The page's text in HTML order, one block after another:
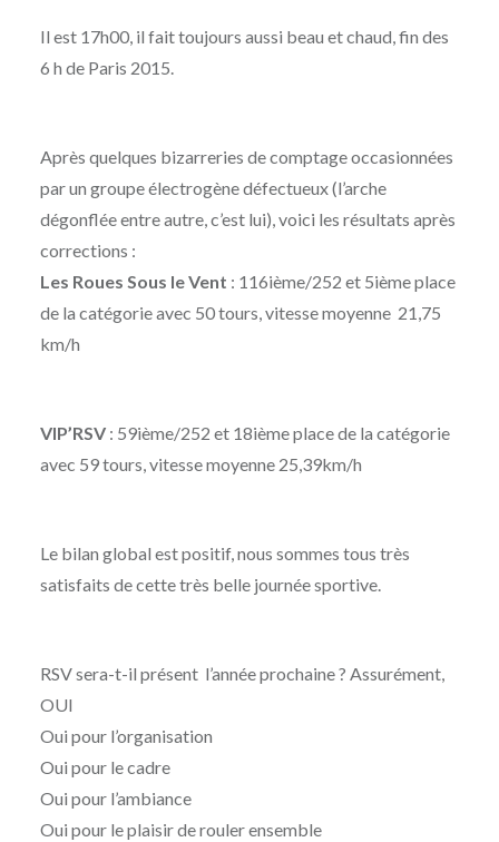
Il est 17h00, il fait toujours aussi beau et chaud, fin des
6 h de Paris 2015.
Après quelques bizarreries de comptage occasionnées
par un groupe électrogène défectueux (l’arche
dégonflée entre autre, c’est lui), voici les résultats après
corrections :
Les Roues Sous le Vent : 116ième/252 et 5ième place
de la catégorie avec 50 tours, vitesse moyenne 21,75
km/h
VIP’RSV: 59ième/252 et 18ième place de la catégorie
avec 59 tours, vitesse moyenne 25,39km/h
Le bilan global est positif, nous sommes tous très
satisfaits de cette très belle journée sportive.
RSV sera-t-il présent l’année prochaine ? Assurément,
OUI
Oui pour l’organisation
Oui pour le cadre
Oui pour l’ambiance
Oui pour le plaisir de rouler ensemble